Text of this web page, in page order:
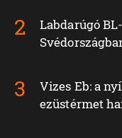
Labdarúgó
Vizes Eb: a
ezüstérmet